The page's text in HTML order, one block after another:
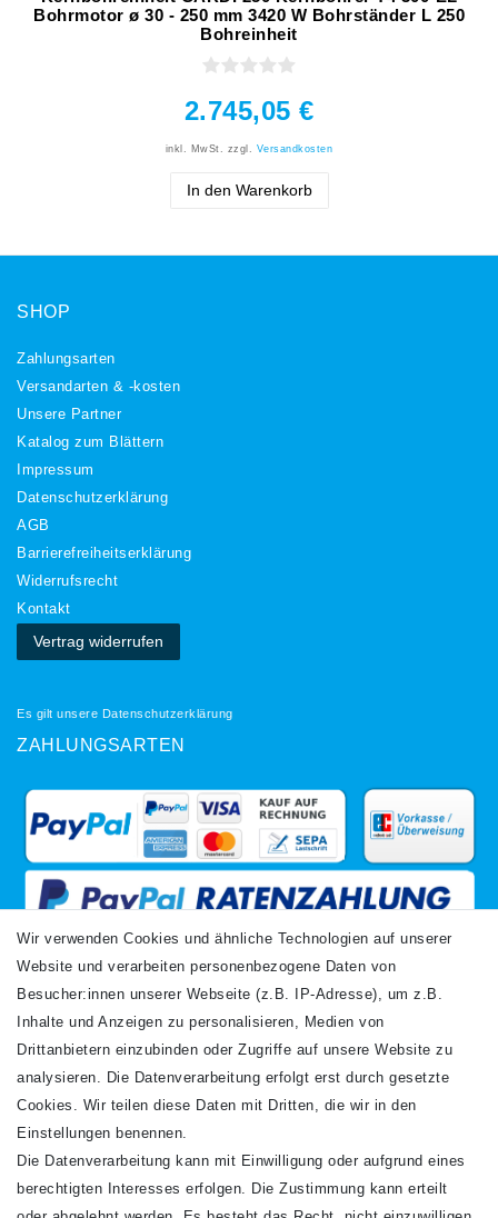
Bohrmotor ø 30 - 250 mm 3420 W Bohrständer L 250
Bohreinheit
2.745,05 €
inkl. MwSt. zzgl. Versandkosten
In den Warenkorb
SHOP
Zahlungsarten
Versandarten & -kosten
Unsere Partner
Katalog zum Blättern
Impressum
Daten­schutz­erklärung
AGB
Barrierefreiheitserklärung
Widerrufs­recht
Kontakt
Vertrag widerrufen
Es gilt unsere Datenschutzerklärung
ZAHLUNGSARTEN
VERSANDARTEN
Newsletter
Wir verwenden Cookies und ähnliche Technologien auf unserer
Website und verarbeiten personenbezogene Daten von
Besucher:innen unserer Webseite (z.B. IP-Adresse), um z.B.
Inhalte und Anzeigen zu personalisieren, Medien von
Drittanbietern einzubinden oder Zugriffe auf unsere Website zu
analysieren. Die Datenverarbeitung erfolgt erst durch gesetzte
Cookies. Wir teilen diese Daten mit Dritten, die wir in den
Einstellungen benennen.
Die Datenverarbeitung kann mit Einwilligung oder aufgrund eines
berechtigten Interesses erfolgen. Die Zustimmung kann erteilt